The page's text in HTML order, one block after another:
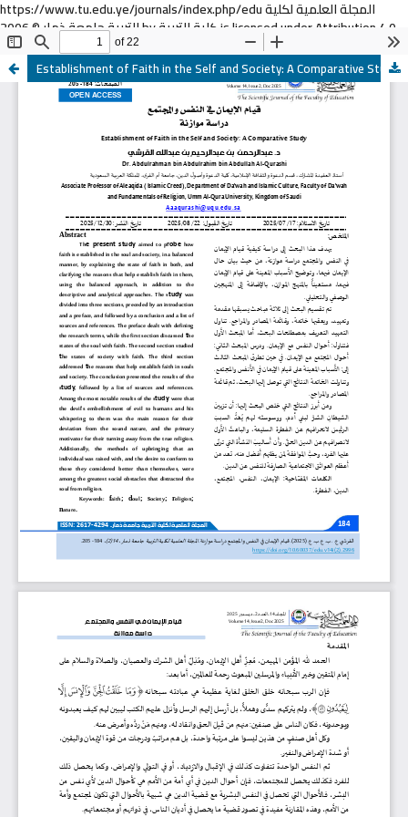
https://www.tu.edu.ye/journals/index.php/edu المجلة العلمية لكلية
التربية جامعة ذمار © 2006 by كلية التربية is licensed under Attribution 4.0
International
Establishment of Faith in the Self and Society: A Comparative Study